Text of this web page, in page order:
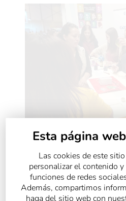
éxito !
Esta página
Las cookies de este
personalizar el contenido
funciones de redes
Además, compartimos
haga del sitio web con